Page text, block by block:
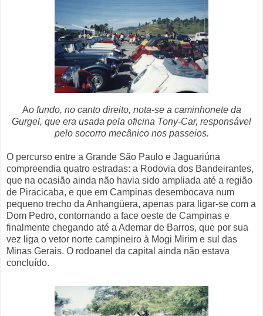
Ao fundo, no canto direito, nota-se a caminhonete da
Gurgel, que era usada pela oficina Tony-Car, responsável
pelo socorro mecânico nos passeios.
O percurso entre a Grande São Paulo e Jaguariúna
compreendia quatro estradas: a Rodovia dos Bandeirantes,
que na ocasião ainda não havia sido ampliada até a região
de Piracicaba, e que em Campinas desembocava num
pequeno trecho da Anhangüera, apenas para ligar-se com a
Dom Pedro, contornando a face oeste de Campinas e
finalmente chegando até a Ademar de Barros, que por sua
vez liga o vetor norte campineiro à Mogi Mirim e sul das
Minas Gerais. O rodoanel da capital ainda não estava
concluído.